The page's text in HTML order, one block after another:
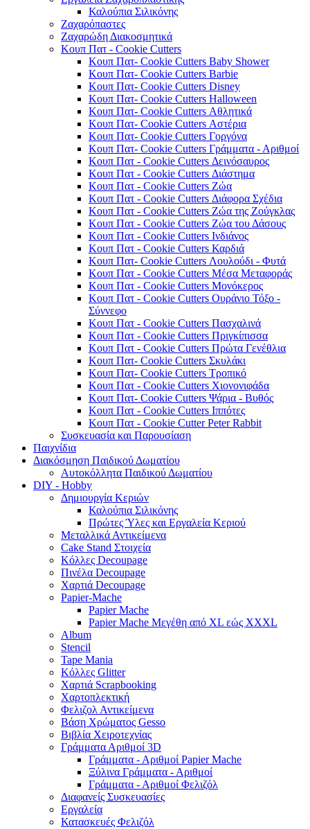
Καλούπια Σιλικόνης
Ζαχαρόπαστες
Ζαχαρώδη Διακοσμητικά
Κουπ Πατ - Cookie Cutters
Κουπ Πατ- Cookie Cutters Baby Shower
Κουπ Πατ- Cookie Cutters Barbie
Κουπ Πατ- Cookie Cutters Disney
Κουπ Πατ- Cookie Cutters Halloween
Κουπ Πατ- Cookie Cutters Αθλητικά
Κουπ Πατ- Cookie Cutters Αστέρια
Κουπ Πατ- Cookie Cutters Γοργόνα
Κουπ Πατ- Cookie Cutters Γράμματα - Αριθμοί
Κουπ Πατ - Cookie Cutters Δεινόσαυρος
Κουπ Πατ - Cookie Cutters Διάστημα
Κουπ Πατ - Cookie Cutters Ζώα
Κουπ Πατ - Cookie Cutters Διάφορα Σχέδια
Κουπ Πατ - Cookie Cutters Ζώα της Ζούγκλας
Κουπ Πατ - Cookie Cutters Ζώα του Δάσους
Κουπ Πατ - Cookie Cutters Ινδιάνος
Κουπ Πατ - Cookie Cutters Καρδιά
Κουπ Πατ- Cookie Cutters Λουλούδι - Φυτά
Κουπ Πατ - Cookie Cutters Μέσα Μεταφοράς
Κουπ Πατ - Cookie Cutters Μονόκερος
Κουπ Πατ - Cookie Cutters Ουράνιο Τόξο -
Σύννεφο
Κουπ Πατ - Cookie Cutters Πασχαλινά
Κουπ Πατ - Cookie Cutters Πριγκίπισσα
Κουπ Πατ - Cookie Cutters Πρώτα Γενέθλια
Κουπ Πατ- Cookie Cutters Σκυλάκι
Κουπ Πατ- Cookie Cutters Τροπικό
Κουπ Πατ - Cookie Cutters Χιονονιφάδα
Κουπ Πατ- Cookie Cutters Ψάρια - Βυθός
Κουπ Πατ - Cookie Cutters Ιππότες
Κουπ Πατ - Cookie Cutter Peter Rabbit
Συσκευασία και Παρουσίαση
Παιχνίδια
Διακόσμηση Παιδικού Δωματίου
Αυτοκόλλητα Παιδικού Δωματίου
DIY - Hobby
Δημιουργία Κεριών
Καλούπια Σιλικόνης
Πρώτες Ύλες και Εργαλεία Κεριού
Μεταλλικά Αντικείμενα
Cake Stand Στοιχεία
Κόλλες Decoupage
Πινέλα Decoupage
Χαρτιά Decoupage
Papier-Mache
Papier Mache
Papier Mache Μεγέθη από XL εώς XXXL
Album
Stencil
Tape Mania
Κόλλες Glitter
Χαρτιά Scrapbooking
Χαρτοπλεκτική
Φελιζολ Αντικείμενα
Βάση Χρώματος Gesso
Βιβλία Χειροτεχνίας
Γράμματα Αριθμοί 3D
Γράμματα - Αριθμοί Papier Mache
Ξύλινα Γράμματα - Αριθμοί
Γράμματα - Αριθμοί Φελιζόλ
Διαφανείς Συσκευασίες
Εργαλεία
Κατασκευές Φελιζόλ